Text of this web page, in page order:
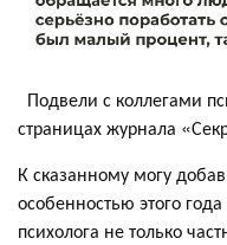
Подвели с коллегами
страницах журнала
К сказанному могу
особенностью этого
психолога не только